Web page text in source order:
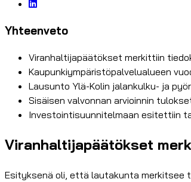
Yhteenveto
Viranhaltijapäätökset merkittiin
Kaupunkiympäristöpalvelualueen
Lausunto Ylä-Kolin jalankulku- ja
Sisäisen valvonnan arvioinnin
Investointisuunnitelmaan esitettiin
Viranhaltijapäätökset
Esityksenä oli, että lautakunta merkitsee